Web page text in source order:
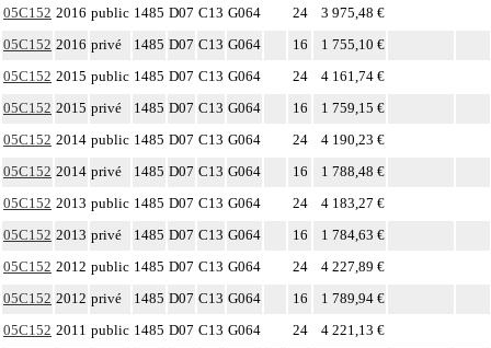
05C152 2016 public 1485 D07 C13 G064 24
3 975,48 €
05C152 2016 privé 1485 D07 C13 G064 16
1 755,10 €
05C152 2015 public 1485 D07 C13 G064 24
4 161,74 €
05C152 2015 privé 1485 D07 C13 G064 16
1 759,15 €
05C152 2014 public 1485 D07 C13 G064 24
4 190,23 €
05C152 2014 privé 1485 D07 C13 G064 16
1 788,48 €
05C152 2013 public 1485 D07 C13 G064 24
4 183,27 €
05C152 2013 privé 1485 D07 C13 G064 16
1 784,63 €
05C152 2012 public 1485 D07 C13 G064 24
4 227,89 €
05C152 2012 privé 1485 D07 C13 G064 16
1 789,94 €
05C152 2011 public 1485 D07 C13 G064 24
4 221,13 €